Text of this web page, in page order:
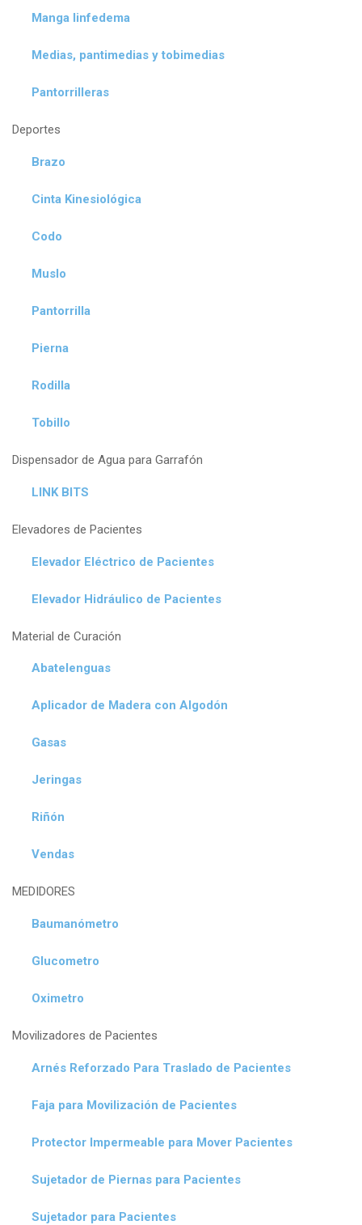
Manga linfedema
Medias, pantimedias y tobimedias
Pantorrilleras
Deportes
Brazo
Cinta Kinesiológica
Codo
Muslo
Pantorrilla
Pierna
Rodilla
Tobillo
Dispensador de Agua para Garrafón
LINK BITS
Elevadores de Pacientes
Elevador Eléctrico de Pacientes
Elevador Hidráulico de Pacientes
Material de Curación
Abatelenguas
Aplicador de Madera con Algodón
Gasas
Jeringas
Riñón
Vendas
MEDIDORES
Baumanómetro
Glucometro
Oximetro
Movilizadores de Pacientes
Arnés Reforzado Para Traslado de Pacientes
Faja para Movilización de Pacientes
Protector Impermeable para Mover Pacientes
Sujetador de Piernas para Pacientes
Sujetador para Pacientes